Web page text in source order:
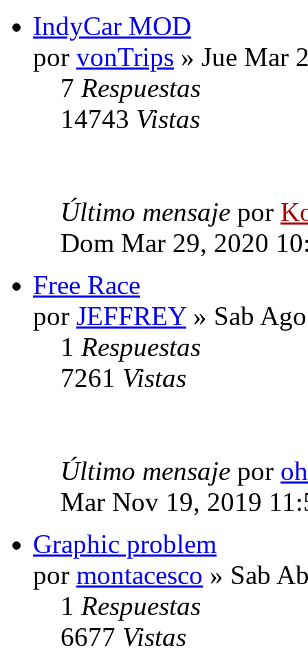
IndyCar MOD
por vonTrips » Jue Mar
7 Respuestas
14743 Vistas
Último mensaje por
Dom Mar 29, 2020
Free Race
por JEFFREY» Sab
1 Respuestas
7261 Vistas
Último mensaje por
Mar Nov 19, 2019
Graphic problem
por montacesco » Sab
1 Respuestas
6677 Vistas